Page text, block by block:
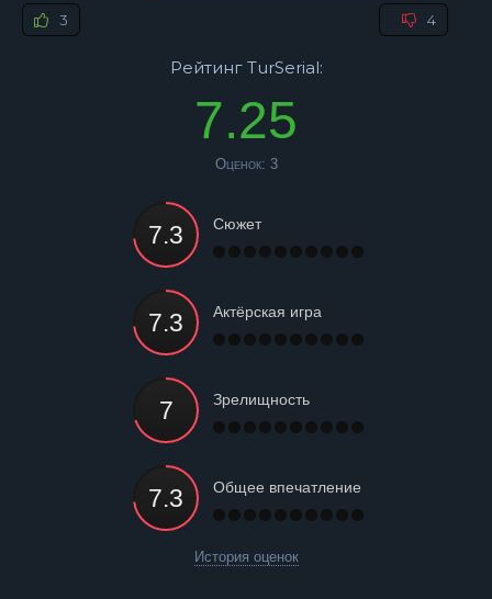
3 4
Рейтинг TurSerial:
7.25
Оценок: 3
Сюжет
Актёрская игра
Зрелищность
Общее впечатление
История оценок